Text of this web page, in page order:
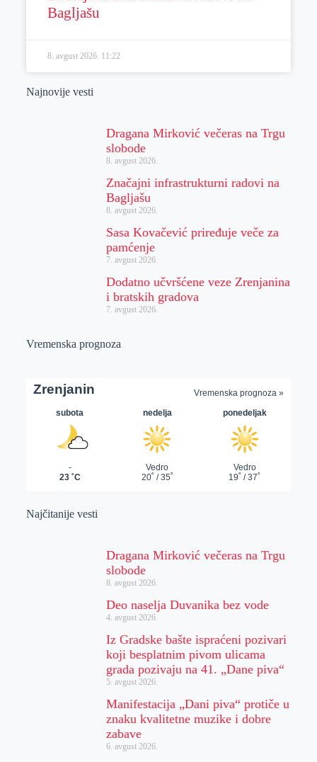
Bagljašu
8. avgust 2026. 11:22
Najnovije vesti
Dragana Mirković večeras na Trgu
slobode
8. avgust 2026.
Značajni infrastrukturni radovi na
Bagljašu
8. avgust 2026.
Sasa Kovačević priređuje veče za
pamćenje
7. avgust 2026.
Dodatno učvršćene veze Zrenjanina
i bratskih gradova
7. avgust 2026.
Vremenska prognoza
Najčitanije vesti
Dragana Mirković večeras na Trgu
slobode
8. avgust 2026.
Deo naselja Duvanika bez vode
4. avgust 2026.
Iz Gradske bašte ispraćeni pozivari
koji besplatnim pivom ulicama
grada pozivaju na 41. „Dane piva“
5. avgust 2026.
Manifestacija „Dani piva“ protiče u
znaku kvalitetne muzike i dobre
zabave
6. avgust 2026.